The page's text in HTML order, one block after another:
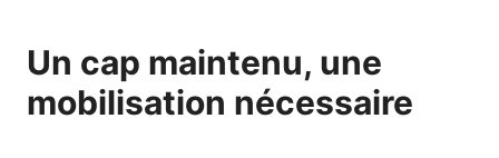
Un cap maintenu, une
mobilisation nécessaire